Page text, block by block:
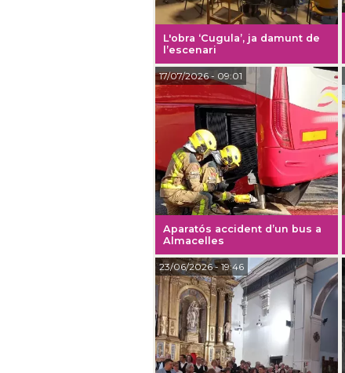
L'obra ‘Cugula’, ja damunt de
l’escenari
Aparatós accident d’un bus a
Almacelles
17/07/2026- 09:01
23/06/2026- 19:46